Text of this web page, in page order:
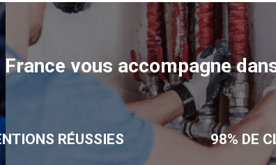
vous accompagne
RÉUSSIES 98% DE